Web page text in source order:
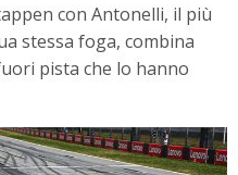
con Antonelli, il più
stessa foga, combina
pista che lo hanno